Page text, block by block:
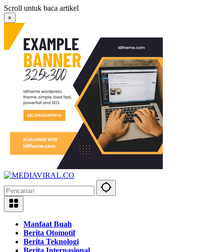
Langsung
ke
konten
Scroll untuk baca artikel
×
Manfaat Buah
Berita Otomotif
Berita Teknologi
Berita Internasional